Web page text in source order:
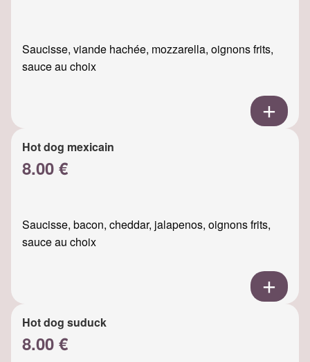
Saucisse, viande hachée, mozzarella, oignons frits,
sauce au choix
Hot dog mexicain
8.00 €
Saucisse, bacon, cheddar, jalapenos, oignons frits,
sauce au choix
Hot dog suduck
8.00 €